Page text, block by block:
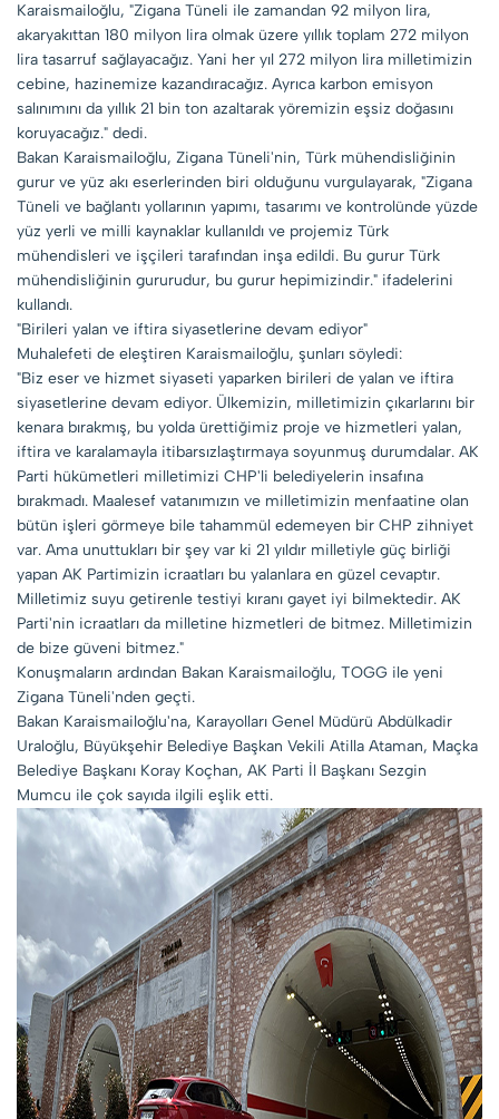
Karaismailoğlu, "Zigana Tüneli ile zamandan 92 milyon lira,
akaryakıttan 180 milyon lira olmak üzere yıllık toplam 272 milyon
lira tasarruf sağlayacağız. Yani her yıl 272 milyon lira milletimizin
cebine, hazinemize kazandıracağız. Ayrıca karbon emisyon
salınımını da yıllık 21 bin ton azaltarak yöremizin eşsiz doğasını
koruyacağız." dedi.
Bakan Karaismailoğlu, Zigana Tüneli'nin, Türk mühendisliğinin
gurur ve yüz akı eserlerinden biri olduğunu vurgulayarak, "Zigana
Tüneli ve bağlantı yollarının yapımı, tasarımı ve kontrolünde yüzde
yüz yerli ve milli kaynaklar kullanıldı ve projemiz Türk
mühendisleri ve işçileri tarafından inşa edildi. Bu gurur Türk
mühendisliğinin gururudur, bu gurur hepimizindir." ifadelerini
kullandı.
"Birileri yalan ve iftira siyasetlerine devam ediyor"
Muhalefeti de eleştiren Karaismailoğlu, şunları söyledi:
"Biz eser ve hizmet siyaseti yaparken birileri de yalan ve iftira
siyasetlerine devam ediyor. Ülkemizin, milletimizin çıkarlarını bir
kenara bırakmış, bu yolda ürettiğimiz proje ve hizmetleri yalan,
iftira ve karalamayla itibarsızlaştırmaya soyunmuş durumdalar. AK
Parti hükümetleri milletimizi CHP'li belediyelerin insafına
bırakmadı. Maalesef vatanımızın ve milletimizin menfaatine olan
bütün işleri görmeye bile tahammül edemeyen bir CHP zihniyet
var. Ama unuttukları bir şey var ki 21 yıldır milletiyle güç birliği
yapan AK Partimizin icraatları bu yalanlara en güzel cevaptır.
Milletimiz suyu getirenle testiyi kıranı gayet iyi bilmektedir. AK
Parti'nin icraatları da milletine hizmetleri de bitmez. Milletimizin
de bize güveni bitmez."
Konuşmaların ardından Bakan Karaismailoğlu, TOGG ile yeni
Zigana Tüneli'nden geçti.
Bakan Karaismailoğlu'na, Karayolları Genel Müdürü Abdülkadir
Uraloğlu, Büyükşehir Belediye Başkan Vekili Atilla Ataman, Maçka
Belediye Başkanı Koray Koçhan, AK Parti İl Başkanı Sezgin
Mumcu ile çok sayıda ilgili eşlik etti.